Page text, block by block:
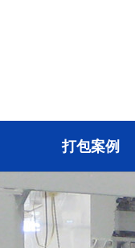
打包案例